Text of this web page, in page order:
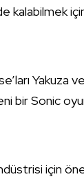
kalabilmek
Yakuza ve
bir Sonic
için